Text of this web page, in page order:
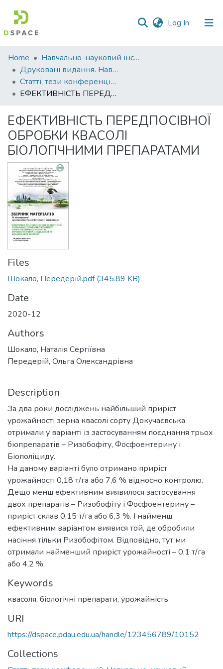
Log In (current)
Communities
&
Collections
All of DSpace
Statistics
Home
Навчально-науковий інститут агротехнологій, селекції та екології
Друковані видання. Навчально-науковий інститут агротехнологій, селекції та екології
Статті, тези конференцій. Навчально-науковий інститут агротехнологій, селекції та екології
ЕФЕКТИВНІСТЬ ПЕРЕДПОСІВНОЇ ОБРОБКИ КВАСОЛІ БІОЛОГІЧНИМИ ПРЕПАРАТАМИ
ЕФЕКТИВНІСТЬ ПЕРЕДПОСІВНОЇ
ОБРОБКИ КВАСОЛІ
БІОЛОГІЧНИМИ ПРЕПАРАТАМИ
Files
Шокало, Передерій.pdf(345.89 KB)
Date
2020-12
Authors
Шокало, Наталія Сергіївна
Передерій, Ольга Олександрівна
Description
За два роки досліджень найбільший приріст
урожайності зерна квасолі сорту Докучаєвська
отримали у варіанті із застосуванням поєднання трьох
біопрепаратів – Ризобофіту, Фосфоентерину і
Біополіциду.
На даному варіанті було отримано приріст
урожайності 0,18 т/га або 7,6 % відносно контролю.
Дещо менш ефективним виявилося застосування
двох препаратів – Ризобофіту і Фосфоентерину –
приріст склав 0,15 т/га або 6,3 %. І найменш
ефективним варіантом виявися той, де обробили
насіння тільки Ризобофітом. Відповідно, тут ми
отримали найменший приріст урожайності – 0,1 т/га
або 4,2 %.
Keywords
квасоля, біологічні препарати, урожайність
URI
https://dspace.pdau.edu.ua/handle/123456789/10152
Collections